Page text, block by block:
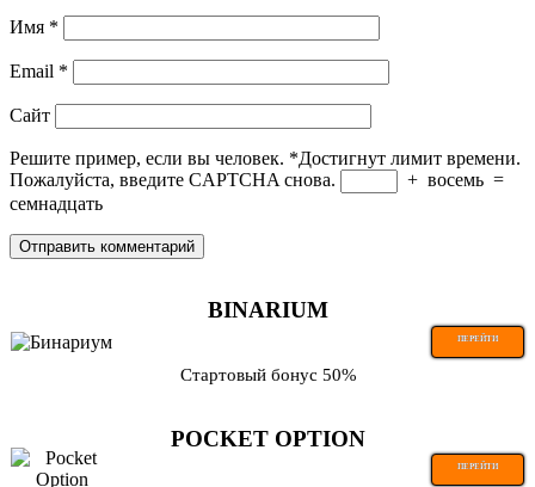
Имя *
Email *
Сайт
Решите пример, если вы человек. *Достигнут лимит времени.
Пожалуйста, введите CAPTCHA снова.
+ восемь =
семнадцать
BINARIUM
ПЕРЕЙТИ
Стартовый бонус 50%
POCKET OPTION
ПЕРЕЙТИ